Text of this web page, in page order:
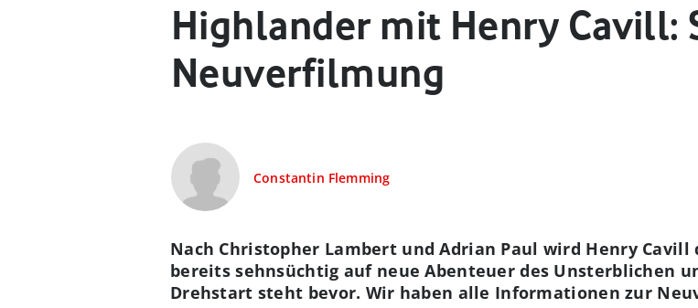
Highlander mit Henry Cavill:
Neuverfilmung
Constantin Flemming
Nach Christopher Lambert und Adrian Paul wird Henry Cavill
bereits sehnsüchtig auf neue Abenteuer des Unsterblichen
Drehstart steht bevor. Wir haben alle Informationen zur